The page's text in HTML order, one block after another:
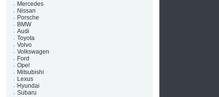
Mercedes
Nissan
Porsche
BMW
Audi
Toyota
Volvo
Volkswagen
Ford
Opel
Mitsubishi
Lexus
Hyundai
Subaru